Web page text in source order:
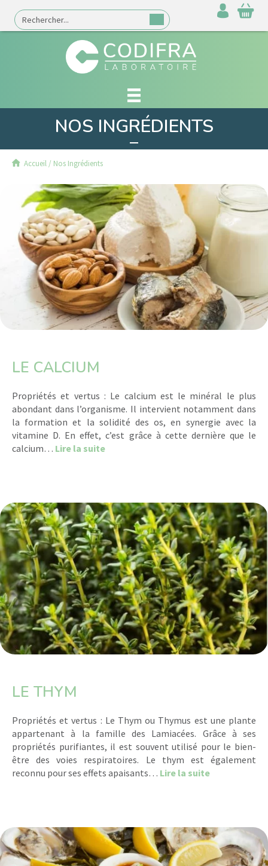
NOS INGRÉDIENTS
Accueil / Nos Ingrédients
LE CALCIUM
Propriétés et vertus : Le calcium est le minéral le plus
abondant dans l’organisme. Il intervient notamment dans
la formation et la solidité des os, en synergie avec la
vitamine D. En effet, c’est grâce à cette dernière que le
calcium… Lire la suiteabout Le Calcium
LE THYM
Propriétés et vertus : Le Thym ou Thymus est une plante
appartenant à la famille des Lamiacées. Grâce à ses
propriétés purifiantes, il est souvent utilisé pour le bien-
être des voies respiratoires. Le thym est également
reconnu pour ses effets apaisants… Lire la suiteabout Le